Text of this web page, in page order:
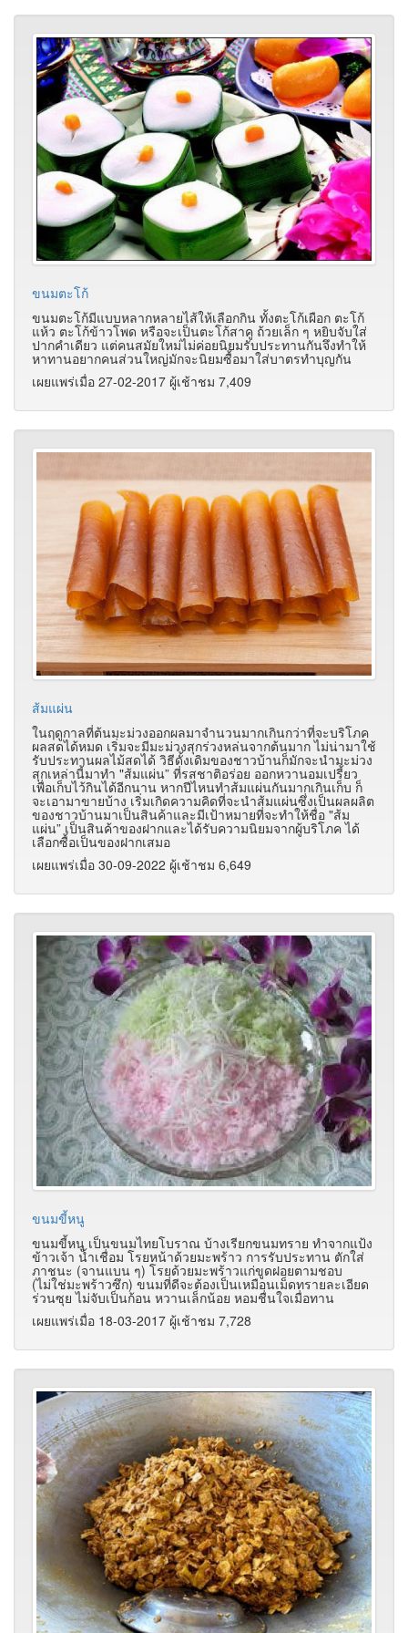
ขนมตะโก้
ขนมตะโก้มีแบบหลากหลายไส้ให้เลือกกิน ทั้งตะโก้เผือก ตะโก้
แห้ว ตะโก้ข้าวโพด หรือจะเป็นตะโก้สาคู ถ้วยเล็ก ๆ หยิบจับใส่
ปากคำเดียว แต่คนสมัยใหม่ไม่ค่อยนิยมรับประทานกันจึงทำให้
หาทานอยากคนส่วนใหญ่มักจะนิยมซื้อมาใส่บาตรทำบุญกัน
เผยแพร่เมื่อ 27-02-2017 ผู้เช้าชม 7,409
ส้มแผ่น
ในฤดูกาลที่ต้นมะม่วงออกผลมาจำนวนมากเกินกว่าที่จะบริโภค
ผลสดได้หมด เริ่มจะมีมะม่วงสุกร่วงหล่นจากต้นมาก ไม่น่ามาใช้
รับประทานผลไม้สดได้ วิธีดั้งเดิมของชาวบ้านก็มักจะนำมะม่วง
สุกเหล่านี้มาทำ "ส้มแผ่น” ที่รสชาติอร่อย ออกหวานอมเปรี้ยว
เพื่อเก็บไว้กินได้อีกนาน หากปีไหนทำส้มแผ่นกันมากเกินเก็บ ก็
จะเอามาขายบ้าง เริ่มเกิดความคิดที่จะนำส้มแผ่นซึ่งเป็นผลผลิต
ของชาวบ้านมาเป็นสินค้าและมีเป้าหมายที่จะทำให้ชื่อ "ส้ม
แผ่น” เป็นสินค้าของฝากและได้รับความนิยมจากผู้บริโภค ได้
เลือกซื้อเป็นของฝากเสมอ
เผยแพร่เมื่อ 30-09-2022 ผู้เช้าชม 6,649
ขนมขี้หนู
ขนมขี้หนู เป็นขนมไทยโบราณ บ้างเรียกขนมทราย ทำจากแป้ง
ข้าวเจ้า น้ำเชื่อม โรยหน้าด้วยมะพร้าว การรับประทาน ตักใส่
ภาชนะ (จานแบน ๆ) โรยด้วยมะพร้าวแก่ขูดฝอยตามชอบ
(ไม่ใช่มะพร้าวซึก) ขนมที่ดีจะต้องเป็นเหมือนเม็ดทรายละเอียด
ร่วนซุย ไม่จับเป็นก้อน หวานเล็กน้อย หอมชื่นใจเมื่อทาน
เผยแพร่เมื่อ 18-03-2017 ผู้เช้าชม 7,728